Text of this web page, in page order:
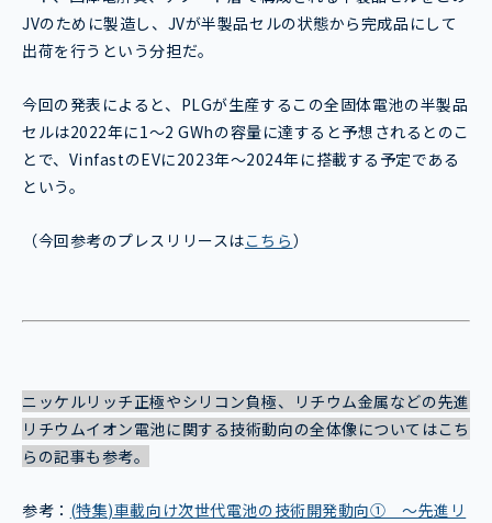
JVのために製造し、JVが半製品セルの状態から完成品にして
出荷を行うという分担だ。
今回の発表によると、PLGが生産するこの全固体電池の半製品
セルは2022年に1〜2 GWhの容量に達すると予想されるとのこ
とで、VinfastのEVに2023年～2024年に搭載する予定である
という。
（今回参考のプレスリリースはこちら）
ニッケルリッチ正極やシリコン負極、リチウム金属などの先進
リチウムイオン電池に関する技術動向の全体像についてはこち
らの記事も参考。
参考： (特集)車載向け次世代電池の技術開発動向① ～先進リ